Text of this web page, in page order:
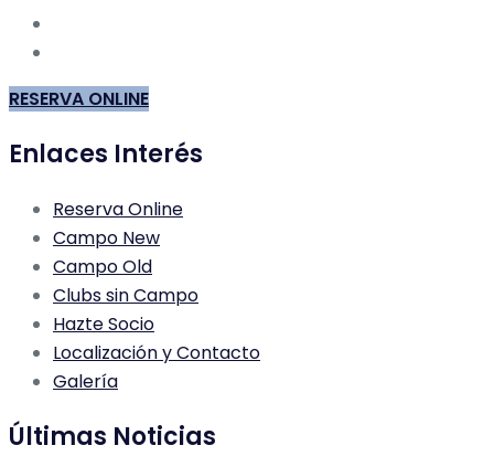
RESERVA ONLINE
Enlaces Interés
Reserva Online
Campo New
Campo Old
Clubs sin Campo
Hazte Socio
Localización y Contacto
Galería
Últimas Noticias